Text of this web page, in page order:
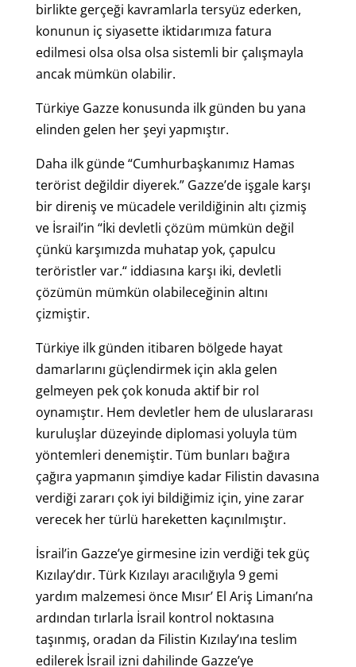
birlikte gerçeği kavramlarla tersyüz ederken,
konunun iç siyasette iktidarımıza fatura
edilmesi olsa olsa olsa sistemli bir çalışmayla
ancak mümkün olabilir.
Türkiye Gazze konusunda ilk günden bu yana
elinden gelen her şeyi yapmıştır.
Daha ilk günde “Cumhurbaşkanımız Hamas
terörist değildir diyerek.” Gazze’de işgale karşı
bir direniş ve mücadele verildiğinin altı çizmiş
ve İsrail’in “İki devletli çözüm mümkün değil
çünkü karşımızda muhatap yok, çapulcu
teröristler var.“ iddiasına karşı iki, devletli
çözümün mümkün olabileceğinin altını
çizmiştir.
Türkiye ilk günden itibaren bölgede hayat
damarlarını güçlendirmek için akla gelen
gelmeyen pek çok konuda aktif bir rol
oynamıştır. Hem devletler hem de uluslararası
kuruluşlar düzeyinde diplomasi yoluyla tüm
yöntemleri denemiştir. Tüm bunları bağıra
çağıra yapmanın şimdiye kadar Filistin davasına
verdiği zararı çok iyi bildiğimiz için, yine zarar
verecek her türlü hareketten kaçınılmıştır.
İsrail’in Gazze’ye girmesine izin verdiği tek güç
Kızılay’dır. Türk Kızılayı aracılığıyla 9 gemi
yardım malzemesi önce Mısır’ El Ariş Limanı’na
ardından tırlarla İsrail kontrol noktasına
taşınmış, oradan da Filistin Kızılay’ına teslim
edilerek İsrail izni dahilinde Gazze’ye